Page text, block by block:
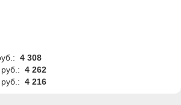
4 308
4 262
4 216